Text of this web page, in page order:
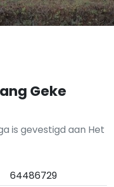
Geke
is gevestigd aan Het
64486729